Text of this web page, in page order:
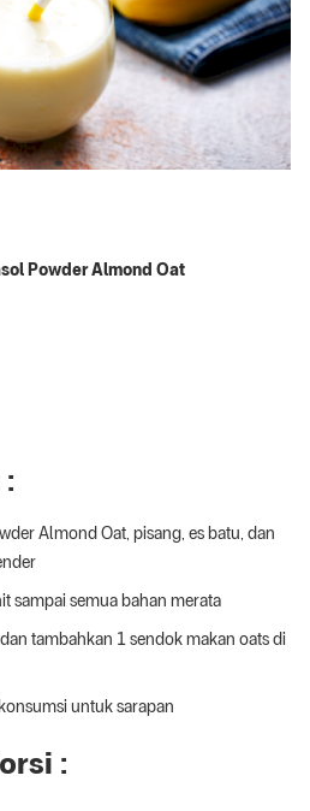
Powder Almond Oat
Almond Oat, pisang, es batu, dan
sampai semua bahan merata
tambahkan 1 sendok makan oats di
untuk sarapan
: